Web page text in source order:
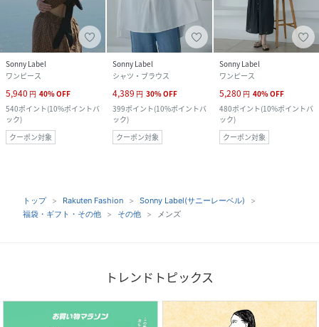
Sonny Label
ワンピース
5,940 円 40%OFF
540ポイント(10%ポイントバ
ック)
クーポン対象
Sonny Label
シャツ・ブラウス
4,389 円 30%OFF
399ポイント(10%ポイントバ
ック)
クーポン対象
Sonny Label
ワンピース
5,280 円 40%OFF
480ポイント(10%ポイントバ
ック)
クーポン対象
トップ Rakuten Fashion
Sonny Label(サニーレーベル)
福袋・ギフト・その他
その他 メンズ
トレンドトピックス